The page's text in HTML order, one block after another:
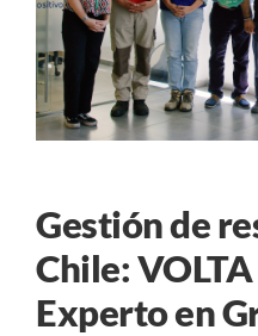
Gestión de
Chile:
Experto en